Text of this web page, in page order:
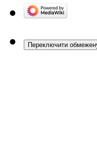
Переключити